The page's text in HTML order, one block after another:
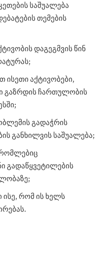
საშუალება
თემების
დაგეგმვის წინ
აქტივობები,
გაზრდის ჩართულობის
გადაჭრის
განხილვის საშუალება;
გადაწყვეტილების
რომ ის ხელს